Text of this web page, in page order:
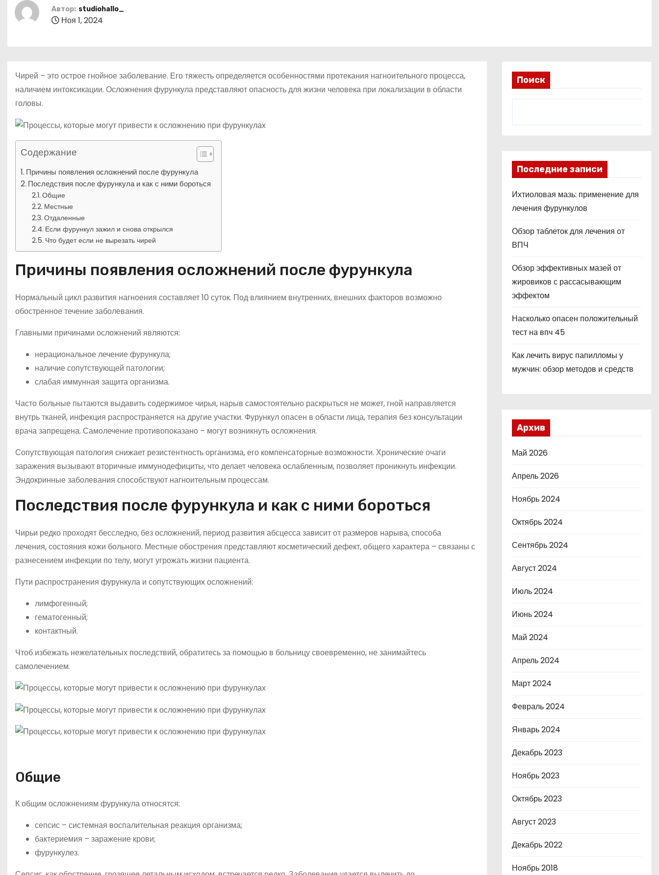
Автор: studiohallo_
Ноя 1, 2024
Чирей – это острое гнойное заболевание. Его тяжесть определяется особенностями протекания нагноительного процесса,
наличием интоксикации. Осложнения фурункула представляют опасность для жизни человека при локализации в области
головы.
Содержание
Причины появления осложнений после фурункула
Последствия после фурункула и как с ними бороться
Общие
Местные
Отдаленные
Если фурункул зажил и снова открылся
Что будет если не вырезать чирей
Причины появления осложнений после фурункула
Нормальный цикл развития нагноения составляет 10 суток. Под влиянием внутренних, внешних факторов возможно
обостренное течение заболевания.
Главными причинами осложнений являются:
нерациональное лечение фурункула;
наличие сопутствующей патологии;
слабая иммунная защита организма.
Часто больные пытаются выдавить содержимое чирья, нарыв самостоятельно раскрыться не может, гной направляется
внутрь тканей, инфекция распространяется на другие участки. Фурункул опасен в области лица, терапия без консультации
врача запрещена. Самолечение противопоказано – могут возникнуть осложнения.
Сопутствующая патология снижает резистентность организма, его компенсаторные возможности. Хронические очаги
заражения вызывают вторичные иммунодефициты, что делает человека ослабленным, позволяет проникнуть инфекции.
Эндокринные заболевания способствуют нагноительным процессам.
Последствия после фурункула и как с ними бороться
Чирьи редко проходят бесследно, без осложнений, период развития абсцесса зависит от размеров нарыва, способа
лечения, состояния кожи больного. Местные обострения представляют косметический дефект, общего характера – связаны с
разнесением инфекции по телу, могут угрожать жизни пациента.
Пути распространения фурункула и сопутствующих осложнений:
лимфогенный;
гематогенный;
контактный.
Чтоб избежать нежелательных последствий, обратитесь за помощью в больницу своевременно, не занимайтесь
самолечением.
Общие
К общим осложнениям фурункула относятся:
сепсис – системная воспалительная реакция организма;
бактериемия – заражение крови;
фурункулез.
Поиск
Последние записи
Ихтиоловая мазь: применение для
лечения фурункулов
Обзор таблеток для лечения от
ВПЧ
Обзор эффективных мазей от
жировиков с рассасывающим
эффектом
Насколько опасен положительный
тест на впч 45
Как лечить вирус папилломы у
мужчин: обзор методов и средств
Архив
Май 2026
Апрель 2026
Ноябрь 2024
Октябрь 2024
Сентябрь 2024
Август 2024
Июль 2024
Июнь 2024
Май 2024
Апрель 2024
Март 2024
Февраль 2024
Январь 2024
Декабрь 2023
Ноябрь 2023
Октябрь 2023
Август 2023
Декабрь 2022
Ноябрь 2018